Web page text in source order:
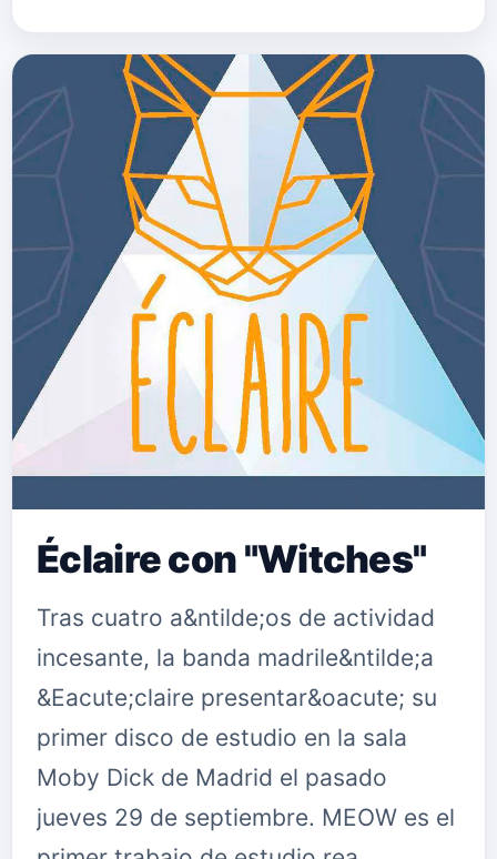
Éclaire con "Witches"
Tras cuatro a&ntilde;os de actividad
incesante, la banda madrile&ntilde;a
&Eacute;claire presentar&oacute; su
primer disco de estudio en la sala
Moby Dick de Madrid el pasado
jueves 29 de septiembre. MEOW es el